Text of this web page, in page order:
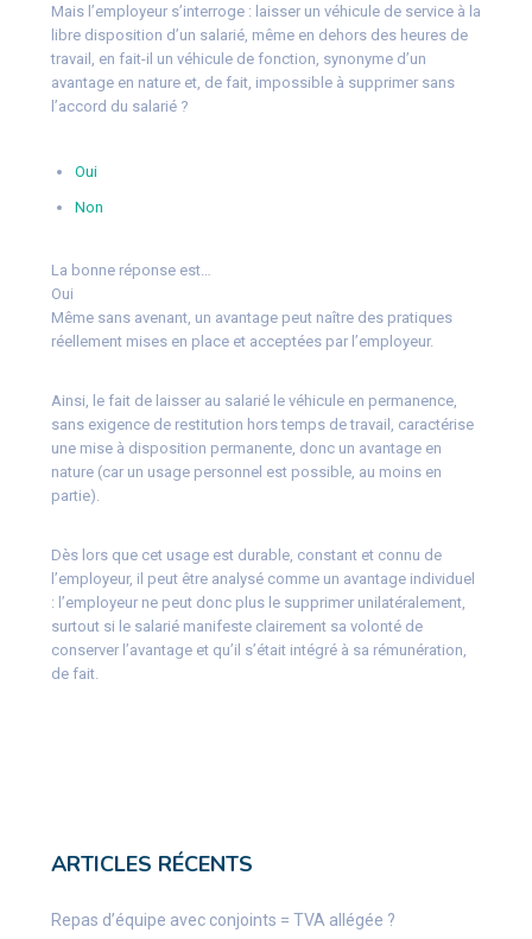
Mais l’employeur s’interroge : laisser un véhicule de service à la
libre disposition d’un salarié, même en dehors des heures de
travail, en fait-il un véhicule de fonction, synonyme d’un
avantage en nature et, de fait, impossible à supprimer sans
l’accord du salarié ?
Oui
Non
La bonne réponse est…
Oui
Même sans avenant, un avantage peut naître des pratiques
réellement mises en place et acceptées par l’employeur.
Ainsi, le fait de laisser au salarié le véhicule en permanence,
sans exigence de restitution hors temps de travail, caractérise
une mise à disposition permanente, donc un avantage en
nature (car un usage personnel est possible, au moins en
partie).
Dès lors que cet usage est durable, constant et connu de
l’employeur, il peut être analysé comme un avantage individuel
: l’employeur ne peut donc plus le supprimer unilatéralement,
surtout si le salarié manifeste clairement sa volonté de
conserver l’avantage et qu’il s’était intégré à sa rémunération,
de fait.
ARTICLES RÉCENTS
Repas d’équipe avec conjoints = TVA allégée ?